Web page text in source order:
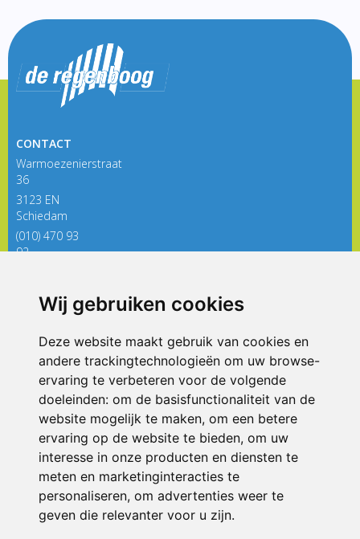
Wij gebruiken cookies
Deze website maakt gebruik van cookies en
andere trackingtechnologieën om uw browse-
ervaring te verbeteren voor de volgende
doeleinden: om de basisfunctionaliteit van de
website mogelijk te maken, om een betere
ervaring op de website te bieden, om uw
interesse in onze producten en diensten te
meten en marketinginteracties te
personaliseren, om advertenties weer te
geven die relevanter voor u zijn.
CONTACT
Warmoezenierstraat
36
3123 EN
Schiedam
(010) 470 93
92
ONDERDEEL VAN
© 2026 De Regenboog | Alle rechten voorbehouden
Privacy policy|Disclaimer| Klachtenregeling|RSIN en Anbi
voorkeuren